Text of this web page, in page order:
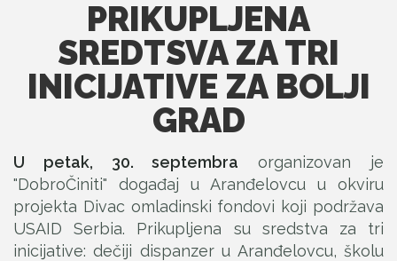
PRIKUPLJENA
SREDTSVA ZA TRI
INICIJATIVE ZA BOLJI
GRAD
U petak, 30. septembra organizovan je
"DobroČiniti" događaj u Aranđelovcu u okviru
projekta Divac omladinski fondovi koji podržava
USAID Serbia. Prikupljena su sredstva za tri
inicijative: dečiji dispanzer u Aranđelovcu, školu